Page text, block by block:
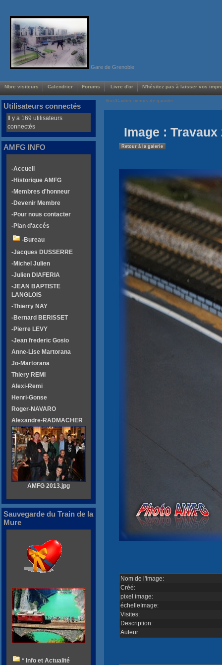
Gare de Grenoble
Nbre visiteurs Calendrier Forums Livre d'or N'hésitez pas à laisser vos
Voir/Cacher menus de gauche
Image : Travaux
Retour à la galerie
Nom de l'image:
Créé:
pixel image:
échelleImage:
Visites:
Description:
Auteur:
Utilisateurs connectés
Il y a 169 utilisateurs
connectés
AMFG INFO
-Accueil
-Historique AMFG
-Membres d'honneur
-Devenir Membre
-Pour nous contacter
-Plan d'accés
-Bureau
-Jacques DUSSERRE
-Michel Julien
-Julien DIAFERIA
-JEAN BAPTISTE
LANGLOIS
-Thierry NAY
-Bernard BERISSET
-Pierre LEVY
-Jean frederic Gosio
Anne-Lise Martorana
Jo-Martorana
Thiery REMI
Alexi-Remi
Henri-Gonse
Roger-NAVARO
Alexandre-RADMACHER
AMFG 2013.jpg
Sauvegarde du Train de la
Mure
* Info et Actualité